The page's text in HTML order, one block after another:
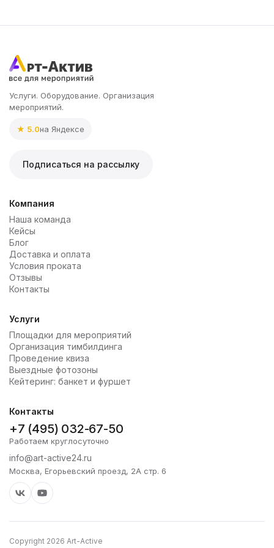
Услуги. Оборудование. Организация
мероприятий.
★ 5.0на Яндексе
Подписаться на рассылку
Компания
Наша команда
Кейсы
Блог
Доставка и оплата
Условия проката
Отзывы
Контакты
Услуги
Площадки для мероприятий
Организация тимбилдинга
Проведение квиза
Выездные фотозоны
Кейтеринг: банкет и фуршет
Контакты
+7 (495) 032-67-50
Работаем круглосуточно
info@art-active24.ru
Москва, Егорьевский проезд, 2А стр. 6
Copyright 2026 Art-Active